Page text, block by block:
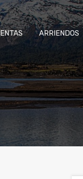
ARRIENDOS